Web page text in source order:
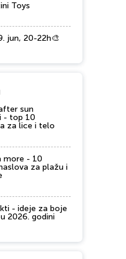
Toys
jun, 20-22h🎨
sun
- top 10
za lice i telo
more - 10
za plažu i
- ideje za boje
2026. godini